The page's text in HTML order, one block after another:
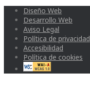
Diseño Web
Desarrollo Web
Aviso Legal
Política de privacidad
Accesibilidad
Política de cookies